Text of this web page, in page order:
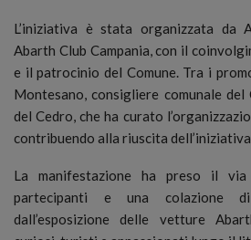
L’iniziativa è stata organizzata da
Abarth Club Campania, con il
e il patrocinio del Comune. Tra i
Montesano, consigliere comunale del
del Cedro, che ha curato
contribuendo alla riuscita
La manifestazione ha preso il via
partecipanti e una colazione
dall’esposizione delle vetture